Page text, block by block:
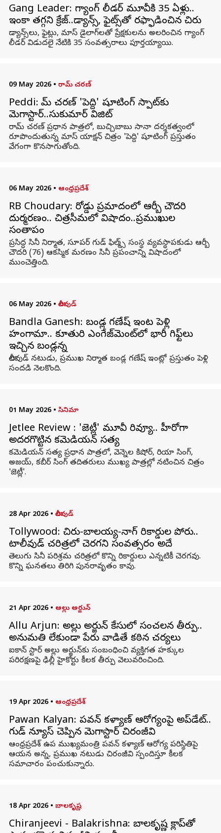
Gang Leader: గ్యాంగ్ లీడర్ మూవీకి 35 ఏళ్లు..
ఇంకా తగ్గని క్రేజ్‌..డ్యాన్స్‌, ఫైట్స్‌తో రఫ్ఫాడించిన చిరు
డ్యాన్స్‌లు, ఫైట్లు, మాస్‌ డైలాగ్‌లతో ప్రేక్షకులను అలరించిన గ్యాంగ్
లీడర్ విడుదలై నేటికి 35 సంవత్సరాలు పూర్తయ్యాయి.
09 May 2026 • రామ్ చరణ్
Peddi: రామ్ చరణ్ 'పెద్ది' షూటింగ్ స్పాట్‌కు
మెగాస్టార్..సుకుమార్ విజిట్
రామ్ చరణ్ ప్రధాన పాత్రలో, బుచ్చిబాబు సానా దర్శకత్వంలో
రూపొందుతున్న మాస్ యాక్షన్ చిత్రం 'పెద్ది' షూటింగ్ ప్రస్తుతం
వేగంగా కొనసాగుతోంది.
06 May 2026 • ఆంధ్రప్రదేశ్
RB Choudary: రోడ్డు ప్రమాదంలో ఆర్బీ చౌదరి
దుర్మరణం.. చిత్రసీమలో విషాదం..ప్రముఖుల
సంతాపం
ప్రసిద్ధ సినీ నిర్మాత, సూపర్ గుడ్ ఫిల్మ్స్ సంస్థ వ్యవస్థాపకుడు ఆర్బీ
చౌదరి (76) ఆకస్మిక మరణం సినీ ప్రపంచాన్ని విషాదంలో
ముంచెత్తింది.
06 May 2026 • టాలీవుడ్
Bandla Ganesh: బండ్ల గణేష్ ఇంట పెళ్లి
హంగామా.. కూతురి ఎంగేజ్‌మెంట్‌లో భారీ గిఫ్ట్‌లు
ఇచ్చిన బండ్లన్న
టాలీవుడ్ నటుడు, ప్రముఖ నిర్మాత బండ్ల గణేష్ ఇంట్లో ప్రస్తుతం పెళ్లి
సందడి నెలకొంది.
01 May 2026 • సినిమా
Jetlee Review : 'జెట్లీ' మూవీ రివ్యూ.. హీరోగా
అదరగొట్టిన కమెడియన్ సత్య
కమెడియన్ సత్య ప్రధాన పాత్రలో, వెన్నెల కిషోర్, రియా సింగ్,
అజయ్, కబీర్ సింగ్ తదితరులు ముఖ్య పాత్రల్లో నటించిన చిత్రం
'జెట్లీ'.
28 Apr 2026 • టాలీవుడ్
Tollywood: చిరు-బాలయ్య-నాగ్ రికార్డుల పోరు..
టాలీవుడ్ చరిత్రలో చెరగని సంవత్సరం అదే
తెలుగు సినీ పరిశ్రమ చరిత్రలో కొన్ని రికార్డులు ఎన్నటికీ చెరగవు.
కొన్ని ఘనతలు తిరిగి పునరావృతం కావు.
21 Apr 2026 • అల్లు అర్జున్
Allu Arjun: అల్లు అర్జున్ కేసులో సంచలన తీర్పు..
అనుమతి లేకుండా పేరు వాడితే కఠిన చర్యలు
ఐకాన్ స్టార్ అల్లు అర్జున్‌కు సంబంధించి వ్యక్తిగత హక్కుల
పరిరక్షణపై ఢిల్లీ హైకోర్టు కీలక తీర్పు వెలువరించింది.
19 Apr 2026 • ఆంధ్రప్రదేశ్
Pawan Kalyan: పవన్‌ కళ్యాణ్ ఆరోగ్యంపై అప్‌డేట్..
గుడ్ న్యూస్ చెప్పిన మెగాస్టార్ చిరంజీవి
ఆంధ్రప్రదేశ్‌ ఉప ముఖ్యమంత్రి పవన్‌ కళ్యాణ్ ఆరోగ్య పరిస్థితిపై
ఆయన అన్న, ప్రముఖ నటుడు చిరంజీవి స్పందిస్తూ కీలక
సమాచారం పంచుకున్నారు.
18 Apr 2026 • బాలకృష్ణ
Chiranjeevi - Balakrishna: బాలకృష్ణ క్లాప్‌తో